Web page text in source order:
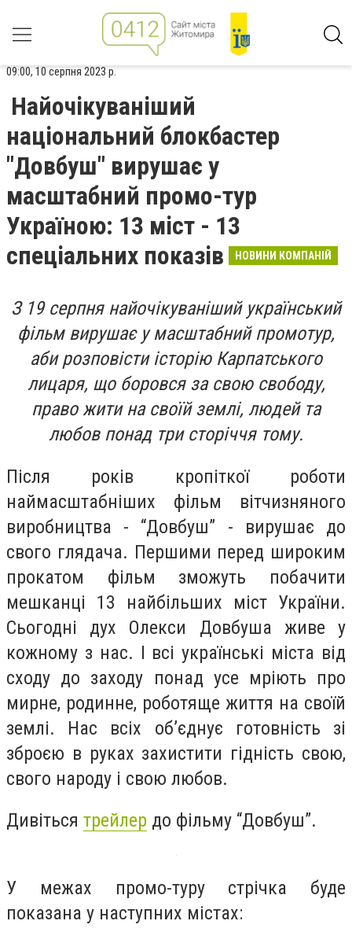
09:00, 10 серпня 2023 р.
Найочікуваніший
національний блокбастер
"Довбуш" вирушає у
масштабний промо-тур
Україною: 13 міст - 13
спеціальних показів
НОВИНИ КОМПАНІЙ
З 19 серпня найочікуваніший український
фільм вирушає у масштабний промотур,
аби розповісти історію Карпатського
лицаря, що боровся за свою свободу,
право жити на своїй землі, людей та
любов понад три сторіччя тому.
Після років кропіткої роботи
наймасштабніших фільм вітчизняного
виробництва - “Довбуш” - вирушає до
свого глядача. Першими перед широким
прокатом фільм зможуть побачити
мешканці 13 найбільших міст України.
Сьогодні дух Олекси Довбуша живе у
кожному з нас. І всі українські міста від
сходу до заходу понад усе мріють про
мирне, родинне, роботяще життя на своїй
землі. Нас всіх об’єднує готовність зі
зброєю в руках захистити гідність свою,
свого народу і свою любов.
Дивіться трейлер до фільму “Довбуш”.
У межах промо-туру стрічка буде
показана у наступних містах: